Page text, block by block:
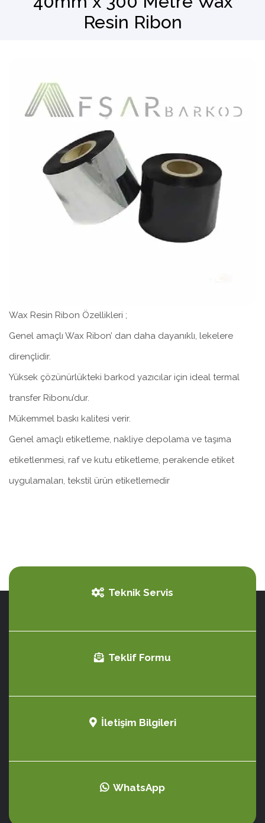
Barkod OkuyucuResin Ribon
Wax Resin Ribon Özellikleri ;
Genel amaçlı Wax Ribon’ dan daha dayanıklı, lekelere
dirençlidir.
Yüksek çözünürlükteki barkod yazıcılar için ideal termal
transfer Ribonu’dur.
Mükemmel baskı kalitesi verir.
Genel amaçlı etiketleme, nakliye depolama ve taşıma
etiketlenmesi, raf ve kutu etiketleme, perakende etiket
uygulamaları, tekstil ürün etiketlemedir
Teknik Servis
Teklif Formu
İletişim Bilgileri
WhatsApp